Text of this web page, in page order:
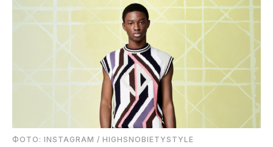
ФОТО: INSTAGRAM / HIGHSNOBIETYSTYLE